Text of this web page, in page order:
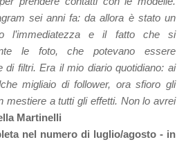
sei anni fa: da allora è stato un
l’immediatezza e il fatto che si
le foto, che potevano essere
di filtri. Era il mio diario quotidiano: ai
migliaio di follower, ora sfioro gli
mestiere a tutti gli effetti. Non lo avrei
Martinelli
nel numero di luglio/agosto - in